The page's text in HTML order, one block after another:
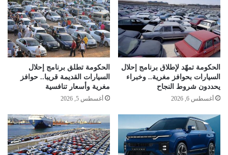
الحكومة تمهّد لإطلاق برنامج إحلال
السيارات بحوافز مغرية.. وخبراء
يحددون شروط النجاح
أغسطس 6, 2026
الحكومة تطلق برنامج إحلال
السيارات القديمة قريبا.. حوافز
مغرية وأسعار تنافسية
أغسطس 5, 2026